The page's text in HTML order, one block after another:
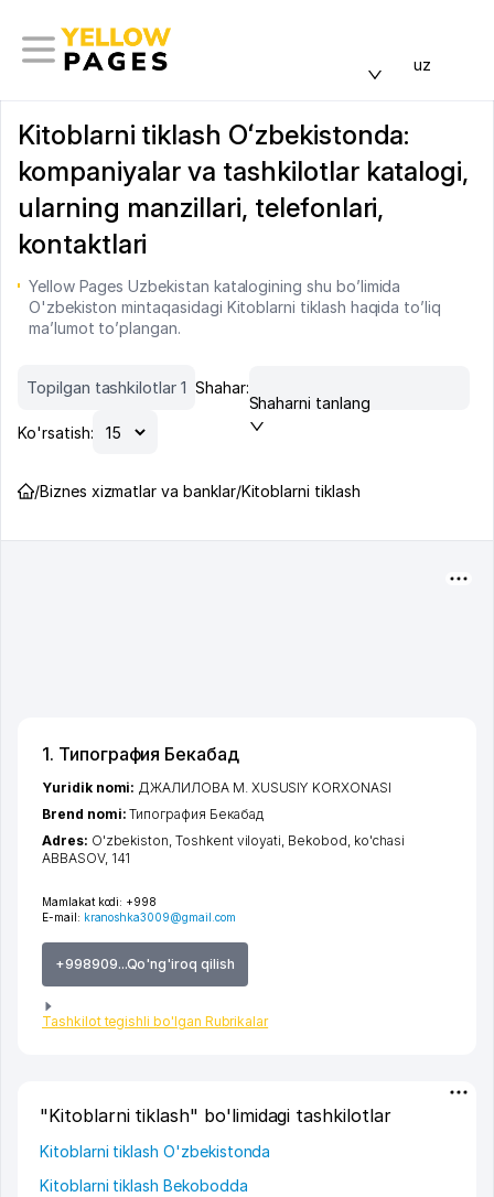
uz
Kitoblarni tiklash Oʻzbekistonda:
kompaniyalar va tashkilotlar katalogi,
ularning manzillari, telefonlari,
kontaktlari
Yellow Pages Uzbekistan katalogining shu bo’limida
O'zbekiston mintaqasidagi Kitoblarni tiklash haqida to’liq
ma’lumot to’plangan.
Topilgan tashkilotlar 1 Shahar:
Shaharni tanlang
Ko'rsatish:
/Biznes xizmatlar va banklar/Kitoblarni tiklash
1. Типография Бекабад
Mamlakat kodi: +998
E-mail: kranoshka3009@gmail.com
+998909...Qo'ng'iroq qilish
Tashkilot tegishli bo'lgan Rubrikalar
Yuridik nomi: ДЖАЛИЛОВА М. XUSUSIY KORXONASI
Brend nomi:Типография Бекабад
Adres: O'zbekiston,Toshkent viloyati, Bekobod, ko'chasi
ABBASOV, 141
"Kitoblarni tiklash" bo'limidagi tashkilotlar
Kitoblarni tiklash O'zbekistonda
Kitoblarni tiklash Bekobodda